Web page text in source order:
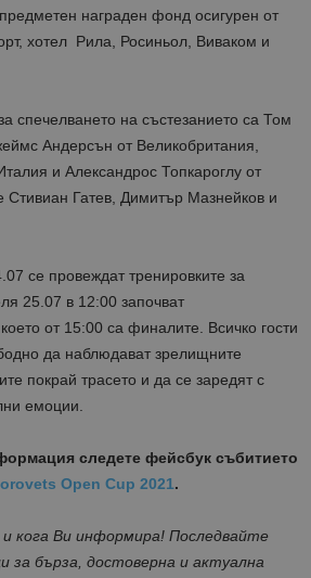
награден фонд осигурен от
хотел Рила, Росиньол, Виваком и
спечелването на състезанието са Том
Андерсън от Великобритания,
и Александрос Топкароглу от
Стивиан Гатев, Димитър Мазнейков и
се провеждат тренировките за
25.07 в 12:00 започват
от 15:00 са финалите. Всичко гости
да наблюдават зрелищните
покрай трасето и да се заредят с
емоции.
следете фейсбук събитието
Open Cup 2021.
и кога Ви информира! Последвайте
за бърза, достоверна и актуална